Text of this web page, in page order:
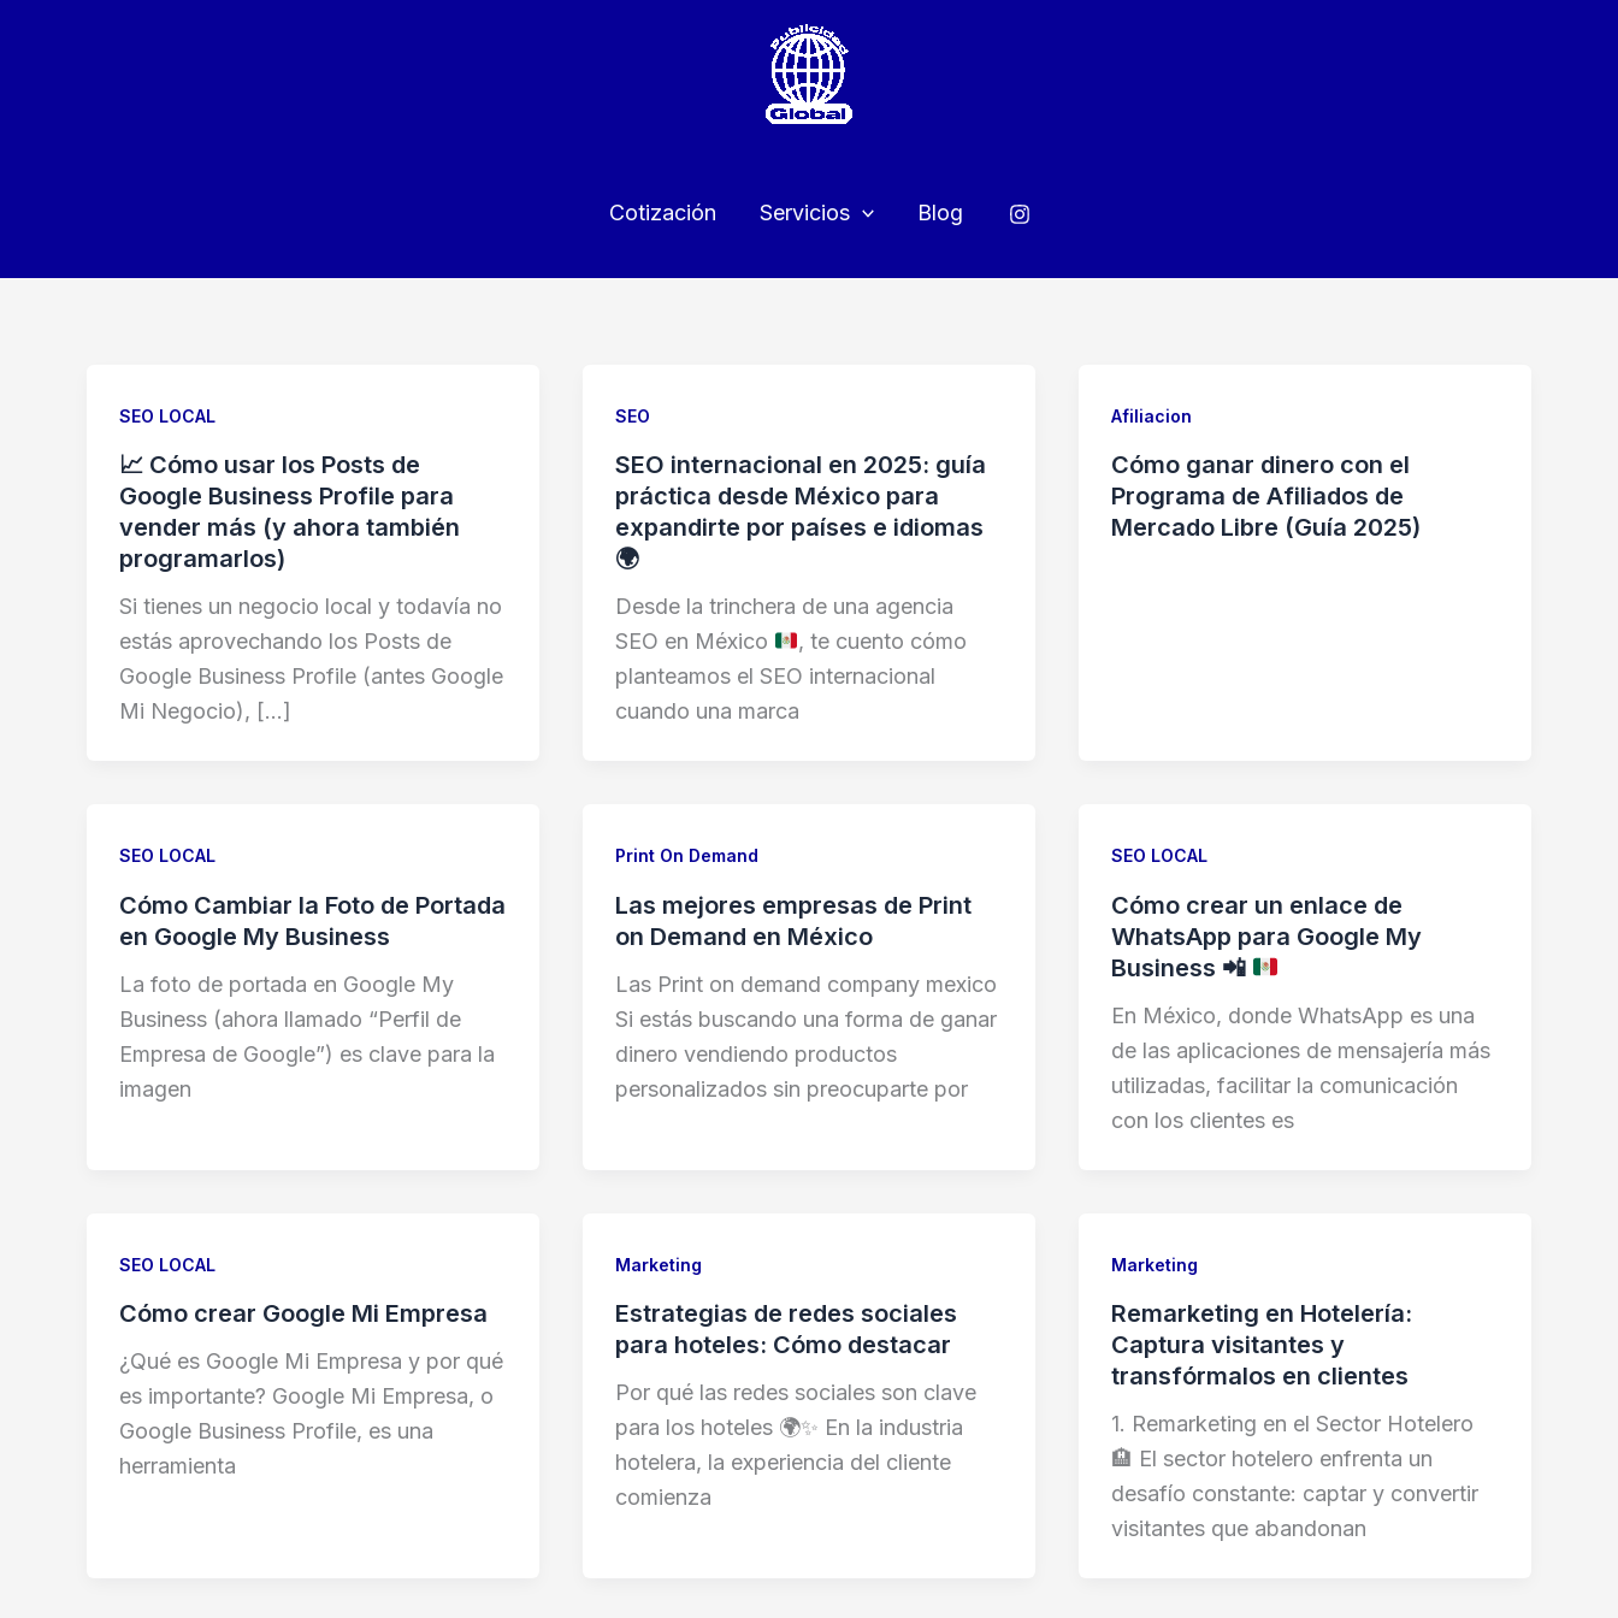
Cotización Servicios Blog
SEO LOCAL
📈 Cómo usar los Posts de
Google Business Profile para
vender más (y ahora también
programarlos)
Si tienes un negocio local y todavía no
estás aprovechando los Posts de
Google Business Profile (antes Google
Mi Negocio), […]
SEO
SEO internacional en 2025: guía
práctica desde México para
expandirte por países e idiomas
🌍
Desde la trinchera de una agencia
SEO en México
, te cuento cómo
planteamos el SEO internacional
cuando una marca
Afiliacion
Cómo ganar dinero con el
Programa de Afiliados de
Mercado Libre (Guía 2025)
SEO LOCAL
Cómo Cambiar la Foto de Portada
en Google My Business
La foto de portada en Google My
Business (ahora llamado “Perfil de
Empresa de Google”) es clave para la
imagen
Print On Demand
Las mejores empresas de Print
on Demand en México
Las Print on demand company mexico
Si estás buscando una forma de ganar
dinero vendiendo productos
personalizados sin preocuparte por
SEO LOCAL
Cómo crear un enlace de
WhatsApp para Google My
Business 📲
En México, donde WhatsApp es una
de las aplicaciones de mensajería más
utilizadas, facilitar la comunicación
con los clientes es
SEO LOCAL
Cómo crear Google Mi Empresa
¿Qué es Google Mi Empresa y por qué
es importante? Google Mi Empresa, o
Google Business Profile, es una
herramienta
Marketing
Estrategias de redes sociales
para hoteles: Cómo destacar
Por qué las redes sociales son clave
para los hoteles 🌍✨ En la industria
hotelera, la experiencia del cliente
comienza
Marketing
Remarketing en Hotelería:
Captura visitantes y
transfórmalos en clientes
1. Remarketing en el Sector Hotelero
🏨 El sector hotelero enfrenta un
desafío constante: captar y convertir
visitantes que abandonan